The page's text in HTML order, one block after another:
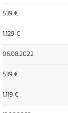
539 €
1.129 €
06.08.2022
539 €
1.119 €